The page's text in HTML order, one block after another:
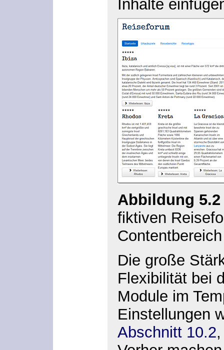
Inhalte
Abbildung 5.2
fiktiven
Die große
Flexibilität bei
Module im
Einstellungen
Abschnitt 10.2